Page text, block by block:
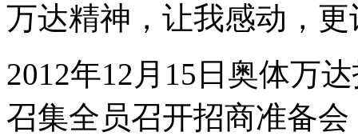
万达精神，让我感动，
2012年12月15日奥体万
召集全员召开招商准备